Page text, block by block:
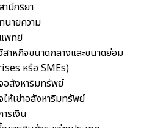
มีภริยา
นายความ
พทย์
าหกิจขนาดกลางและขนาดย่อม
หรือ SMEs)
อสังหาริมทรัพย์
ห้เช่าอสังหาริมทรัพย์
รเงิน